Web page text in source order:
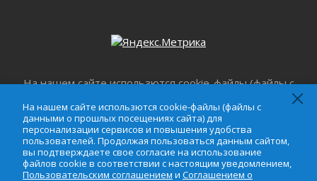
30 июля 2026
Изменение расписания 565 автобуса
30 июля 2026
Объявлена продажа инвестиционных паев
29 июля 2026
Пик топливного кризиса в Ленинградской
На нашем сайте использются cookie-файлы (файлы с
персонализации сервисов и повышения удобства
пользователей. Продолжая пользоваться данным
сайтом, вы подтверждаете свое согласие на
использование файлов cookie в соответствии с
настоящим уведомлением,Пользовательским
На нашем сайте использются cookie-файлы (файлы с
данными о прошлых посещениях сайта) для
персонализации сервисов и повышения удобства
пользователей. Продолжая пользоваться данным сайтом,
вы подтверждаете свое согласие на использование
файлов cookie в соответствии с настоящим уведомлением,
Пользовательским соглашением и Соглашением о